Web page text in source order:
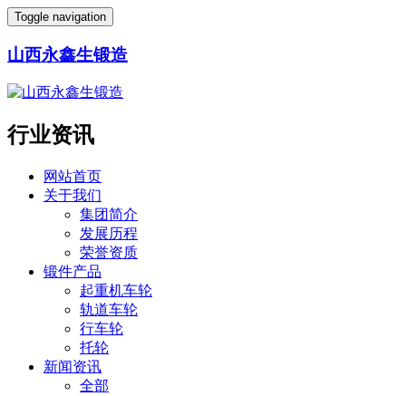
Toggle navigation
山西永鑫生锻造
行业资讯
网站首页
关于我们
集团简介
发展历程
荣誉资质
锻件产品
起重机车轮
轨道车轮
行车轮
托轮
新闻资讯
全部